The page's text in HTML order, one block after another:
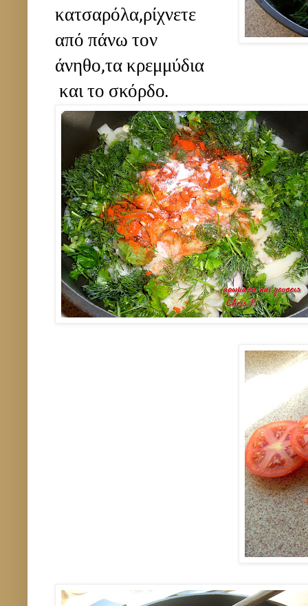
κατσαρόλα,ρίχνετε
από πάνω τον
άνηθο,τα κρεμμύδια
και το σκόρδο.